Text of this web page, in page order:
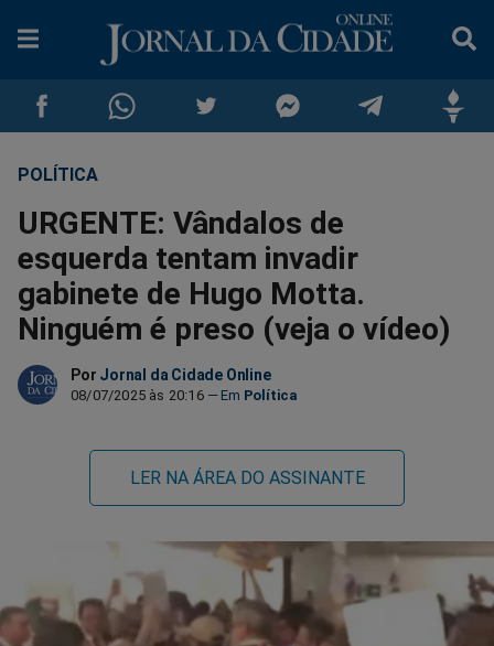
Compartilhar
no
Facebook
Compartilhar
no
Whatsapp
no
Twitter
no
MessengerTelegram
POLÍTICA
URGENTE: Vândalos de
esquerda tentam invadir
gabinete de Hugo Motta.
Ninguém é preso (veja o vídeo)
Por Jornal da Cidade Online
08/07/2025 às 20:16 Política
LER NA ÁREA DO ASSINANTE